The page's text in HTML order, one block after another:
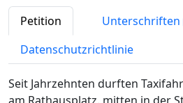
Petition Unterschriften
Datenschutzrichtlinie
Seit Jahrzehnten durften